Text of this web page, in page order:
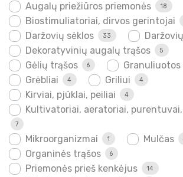
Augalų priežiūros priemonės 18
Biostimuliatoriai, dirvos gerintojai
Daržovių sėklos 33
Dekoratyvinių augalų trąšos 5
Gėlių trąšos 6 Granuliuotos
Grėbliai 4 Griliui 4
Kirviai, pjūklai, peiliai 4
Kultivatoriai, aeratoriai,
7
Mikroorganizmai 1 Mulčas
Organinės trąšos 6
Priemonės prieš kenkėjus 14